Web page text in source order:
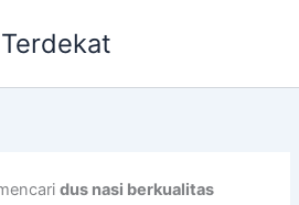
dus nasi berkualitas